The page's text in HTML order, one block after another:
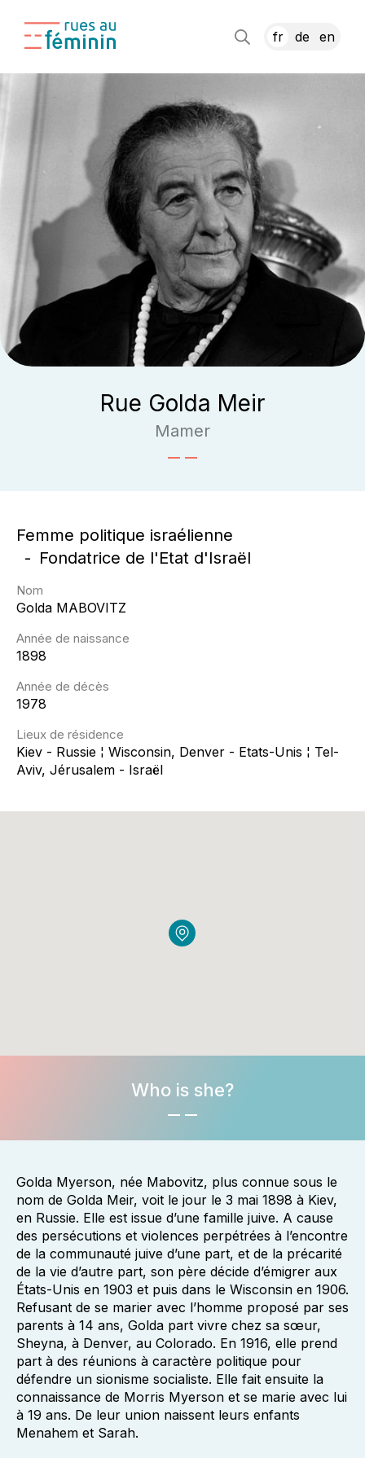
fr de en
Rue Golda Meir
Mamer
Femme politique israélienne
Fondatrice de l'Etat d'Israël
Nom
Golda MABOVITZ
Année de naissance
1898
Année de décès
1978
Lieux de résidence
Kiev - Russie ¦ Wisconsin, Denver - Etats-Unis ¦ Tel-
Aviv, Jérusalem - Israël
Who is she?
Golda Myerson, née Mabovitz, plus connue sous le
nom de Golda Meir, voit le jour le 3 mai 1898 à Kiev,
en Russie. Elle est issue d’une famille juive. A cause
des persécutions et violences perpétrées à l’encontre
de la communauté juive d’une part, et de la précarité
de la vie d’autre part, son père décide d’émigrer aux
États-Unis en 1903 et puis dans le Wisconsin en 1906.
Refusant de se marier avec l’homme proposé par ses
parents à 14 ans, Golda part vivre chez sa sœur,
Sheyna, à Denver, au Colorado. En 1916, elle prend
part à des réunions à caractère politique pour
défendre un sionisme socialiste. Elle fait ensuite la
connaissance de Morris Myerson et se marie avec lui
à 19 ans. De leur union naissent leurs enfants
Menahem et Sarah.